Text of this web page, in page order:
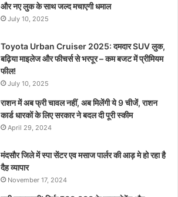
और नए लुक के साथ जल्द मचाएगी धमाल
July 10, 2025
Toyota Urban Cruiser 2025: दमदार SUV लुक,
बढ़िया माइलेज और फीचर्स से भरपूर – कम बजट में प्रीमियम
फील!
July 10, 2025
राशन में अब फ्री चावल नहीं, अब मिलेंगी ये 9 चीजें, राशन
कार्ड धारकों के लिए सरकार ने बदल दी पूरी स्कीम
April 29, 2024
मंदसौर जिले में स्पा सेंटर एव मसाज पार्लर की आड़ मे हो रहा है
दैह व्यापार
November 17, 2024